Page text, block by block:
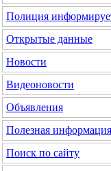
Полиция
Открытые данные
Новости
Видеоновости
Объявления
Полезная информация
Поиск по сайту